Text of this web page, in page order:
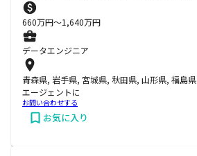
660万円〜1,640万円
データエンジニア
青森県, 岩手県, 宮城県, 秋田県, 山形県, 福島県
エージェントに
お問い合わせする
お気に入り